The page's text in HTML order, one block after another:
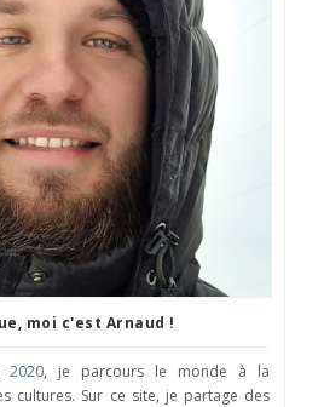
moi c'est Arnaud !
2020, je parcours le monde à la
cultures. Sur ce site, je partage des